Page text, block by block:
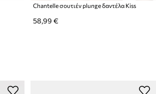
Chantelle σουτιέν plunge δαντέλα Kiss
58,99 €